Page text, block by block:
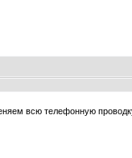
всю телефонную